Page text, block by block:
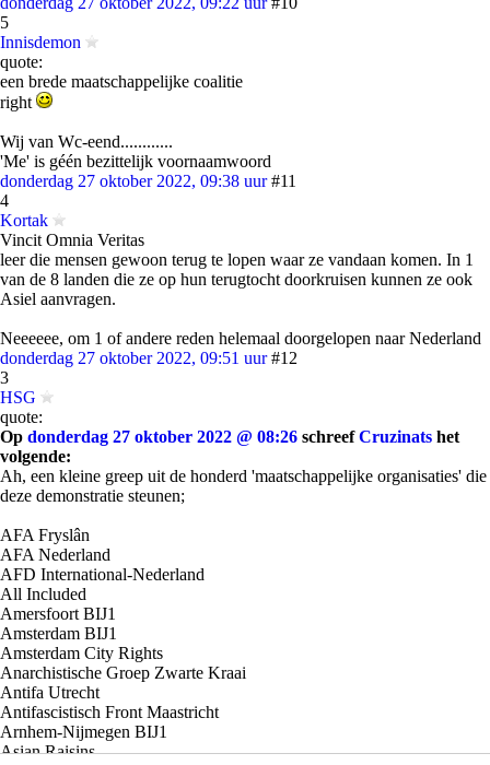
5
Innisdemon
quote:
een brede maatschappelijke coalitie
right
Wij van Wc-eend............
'Me' is géén bezittelijk voornaamwoord
donderdag 27 oktober 2022, 09:38 uur #11
4
Kortak
Vincit Omnia Veritas
leer die mensen gewoon terug te lopen waar ze vandaan komen. In 1
van de 8 landen die ze op hun terugtocht doorkruisen kunnen ze ook
Asiel aanvragen.
Neeeeee, om 1 of andere reden helemaal doorgelopen naar Nederland
donderdag 27 oktober 2022, 09:51 uur #12
3
HSG
quote:
Op donderdag 27 oktober 2022 @ 08:26 schreefCruzinats het
volgende:
Ah, een kleine greep uit de honderd 'maatschappelijke organisaties' die
deze demonstratie steunen;
AFA Fryslân
AFA Nederland
AFD International-Nederland
All Included
Amersfoort BIJ1
Amsterdam BIJ1
Amsterdam City Rights
Anarchistische Groep Zwarte Kraai
Antifa Utrecht
Antifascistisch Front Maastricht
Arnhem-Nijmegen BIJ1
Asian Raisins